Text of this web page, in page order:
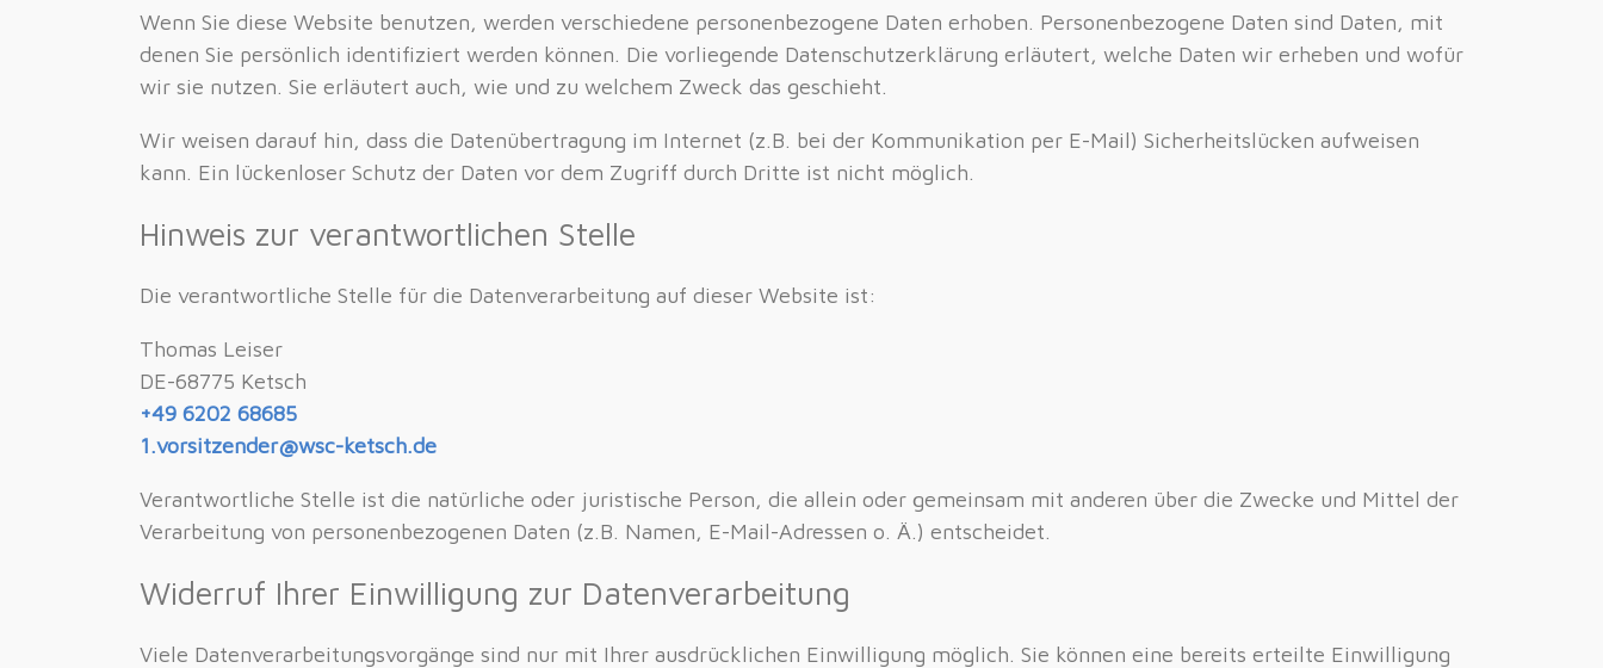
Wenn Sie diese Website benutzen, werden verschiedene personenbezogene Daten erhoben. Personenbezogene Daten sind Daten, mit
denen Sie persönlich identifiziert werden können. Die vorliegende Datenschutzerklärung erläutert, welche Daten wir erheben und wofür
wir sie nutzen. Sie erläutert auch, wie und zu welchem Zweck das geschieht.
Wir weisen darauf hin, dass die Datenübertragung im Internet (z.B. bei der Kommunikation per E-Mail) Sicherheitslücken aufweisen
kann. Ein lückenloser Schutz der Daten vor dem Zugriff durch Dritte ist nicht möglich.
Hinweis zur verantwortlichen Stelle
Die verantwortliche Stelle für die Datenverarbeitung auf dieser Website ist:
Thomas Leiser
DE-68775 Ketsch
+49 6202 68685
1.vorsitzender@wsc-ketsch.de
Verantwortliche Stelle ist die natürliche oder juristische Person, die allein oder gemeinsam mit anderen über die Zwecke und Mittel der
Verarbeitung von personenbezogenen Daten (z.B. Namen, E-Mail-Adressen o. Ä.) entscheidet.
Widerruf Ihrer Einwilligung zur Datenverarbeitung
Viele Datenverarbeitungsvorgänge sind nur mit Ihrer ausdrücklichen Einwilligung möglich. Sie können eine bereits erteilte Einwilligung